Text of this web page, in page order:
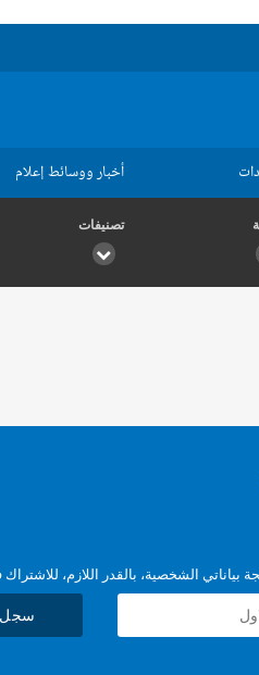
أخبار ووسائط إعلام
تصنيفات
الشخصية، بالقدر اللازم، للاشتراك
سجل